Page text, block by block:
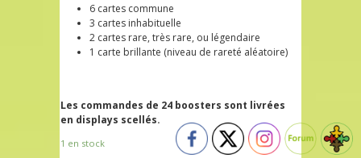
6 cartes commune
3 cartes inhabituelle
2 cartes rare, très rare, ou légendaire
1 carte brillante (niveau de rareté aléatoire)
Les commandes de 24 boosters sont livrées
en displays scellés.
1 en stock